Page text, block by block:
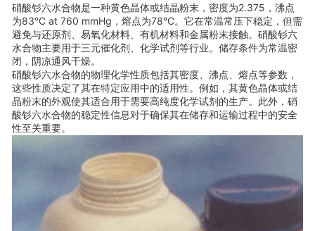
硝酸钐六水合物是一种黄色晶体或结晶粉末，密度为2.375，沸点
为83°C at 760 mmHg，熔点为78°C。它在常温常压下稳定，但需
避免与还原剂、易氧化材料、有机材料和金属粉末接触。硝酸钐六
水合物主要用于三元催化剂、化学试剂等行业。储存条件为常温密
闭，阴凉通风干燥。
硝酸钐六水合物的物理化学性质包括其密度、沸点、熔点等参数，
这些性质决定了其在特定应用中的适用性。例如，其黄色晶体或结
晶粉末的外观使其适合用于需要高纯度化学试剂的生产。此外，硝
酸钐六水合物的稳定性信息对于确保其在储存和运输过程中的安全
性至关重要。